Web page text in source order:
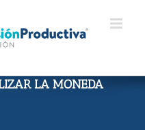
LA MONEDA